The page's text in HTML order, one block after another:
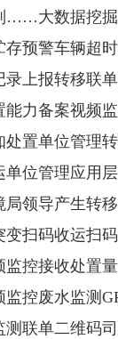
……大数据挖
存预警车辆超
录上报转移联
能力备案视频
处置单位管理
单位管理应用
局领导产生转
扫码收运扫
监控接收处置
控废水监测
测联单二维码